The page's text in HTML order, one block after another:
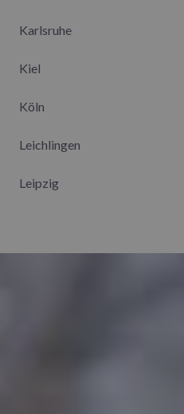
Karlsruhe
Kiel
Köln
Leichlingen
Leipzig